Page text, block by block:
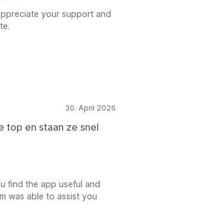
your support and
30. April 2026
top en staan ze snel
find the app useful and
was able to assist you